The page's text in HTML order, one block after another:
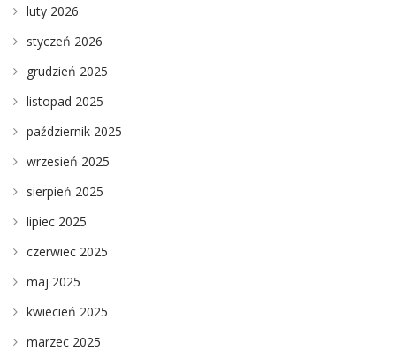
luty 2026
styczeń 2026
grudzień 2025
listopad 2025
październik 2025
wrzesień 2025
sierpień 2025
lipiec 2025
czerwiec 2025
maj 2025
kwiecień 2025
marzec 2025